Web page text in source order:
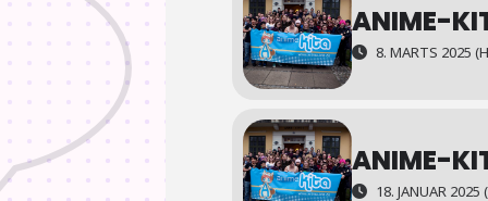
ANIME-
8. MARTS 2025
ANIME-
18. JANUAR 2025